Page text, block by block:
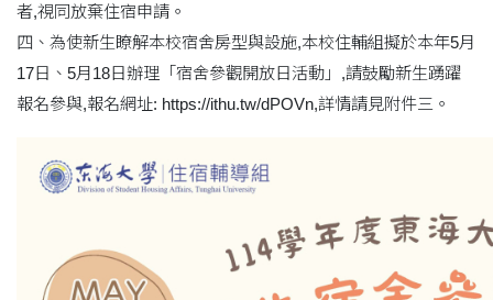
者,視同放棄住宿申請。
四、為使新生瞭解本校宿舍房型與設施,本校住輔組擬於本年5月
17日、5月18日辦理「宿舍參觀開放日活動」,請鼓勵新生踴躍
報名參與,報名網址: https://ithu.tw/dPOVn,詳情請見附件三。